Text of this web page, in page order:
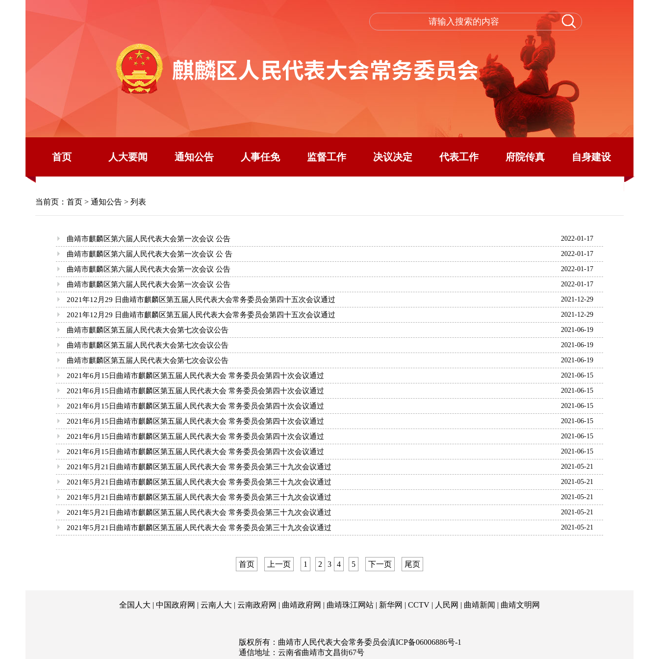
首页 人大要闻 通知公告 人事任免 监督工作 决议决定 代表工作 府院传真 自身建设
当前页： 首页 > 通知公告 > 列表
2022-01-17
曲靖市麒麟区第六届人民代表大会第一次会议 公告
2022-01-17
曲靖市麒麟区第六届人民代表大会第一次会议 公 告
2022-01-17
曲靖市麒麟区第六届人民代表大会第一次会议 公告
2022-01-17
曲靖市麒麟区第六届人民代表大会第一次会议 公告
2021-12-29
2021年12月29 日曲靖市麒麟区第五届人民代表大会常务委员会第四十五次会议通过
2021-12-29
2021年12月29 日曲靖市麒麟区第五届人民代表大会常务委员会第四十五次会议通过
2021-06-19
曲靖市麒麟区第五届人民代表大会第七次会议公告
2021-06-19
曲靖市麒麟区第五届人民代表大会第七次会议公告
2021-06-19
曲靖市麒麟区第五届人民代表大会第七次会议公告
2021-06-15
2021年6月15日曲靖市麒麟区第五届人民代表大会 常务委员会第四十次会议通过
2021-06-15
2021年6月15日曲靖市麒麟区第五届人民代表大会 常务委员会第四十次会议通过
2021-06-15
2021年6月15日曲靖市麒麟区第五届人民代表大会 常务委员会第四十次会议通过
2021-06-15
2021年6月15日曲靖市麒麟区第五届人民代表大会 常务委员会第四十次会议通过
2021-06-15
2021年6月15日曲靖市麒麟区第五届人民代表大会 常务委员会第四十次会议通过
2021-06-15
2021年6月15日曲靖市麒麟区第五届人民代表大会 常务委员会第四十次会议通过
2021-05-21
2021年5月21日曲靖市麒麟区第五届人民代表大会 常务委员会第三十九次会议通过
2021-05-21
2021年5月21日曲靖市麒麟区第五届人民代表大会 常务委员会第三十九次会议通过
2021-05-21
2021年5月21日曲靖市麒麟区第五届人民代表大会 常务委员会第三十九次会议通过
2021-05-21
2021年5月21日曲靖市麒麟区第五届人民代表大会 常务委员会第三十九次会议通过
2021-05-21
2021年5月21日曲靖市麒麟区第五届人民代表大会 常务委员会第三十九次会议通过
首页 上一页 1 2 3 4 5 下一页 尾页
全国人大 | 中国政府网 | 云南人大 | 云南政府网 | 曲靖政府网 | 曲靖珠江网站 | 新华网 | CCTV | 人民网 | 曲靖新闻 | 曲靖文明网
版权所有：曲靖市人民代表大会常务委员会滇ICP备06006886号-1
通信地址：云南省曲靖市文昌街67号